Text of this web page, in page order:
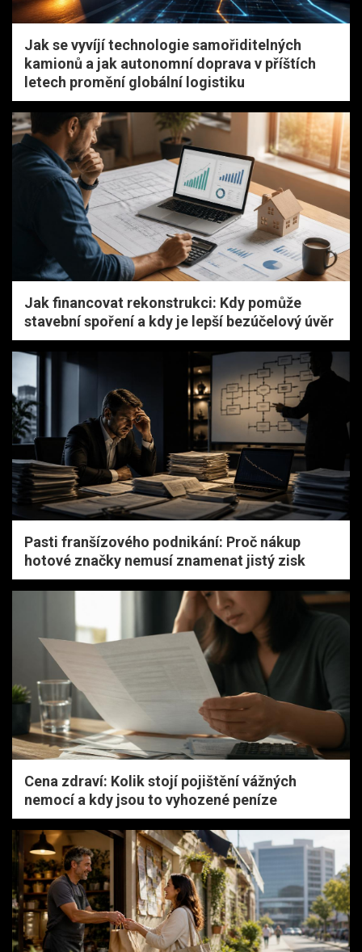
Jak se vyvíjí technologie samořiditelných
kamionů a jak autonomní doprava v příštích
letech promění globální logistiku
Jak financovat rekonstrukci: Kdy pomůže
stavební spoření a kdy je lepší bezúčelový úvěr
Pasti franšízového podnikání: Proč nákup
hotové značky nemusí znamenat jistý zisk
Cena zdraví: Kolik stojí pojištění vážných
nemocí a kdy jsou to vyhozené peníze